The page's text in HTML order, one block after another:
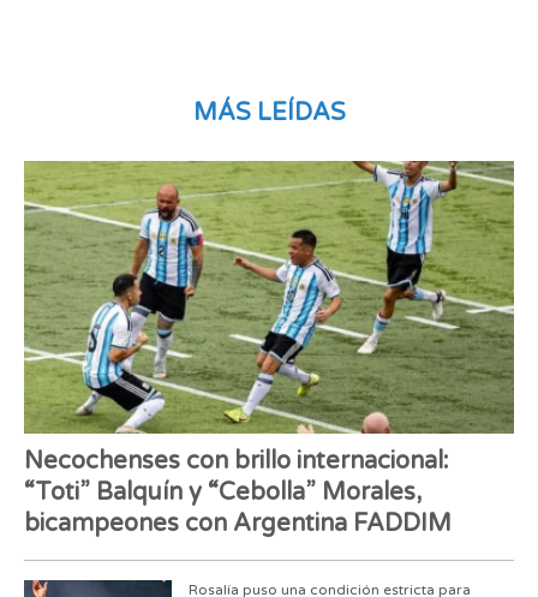
MÁS LEÍDAS
Necochenses con brillo internacional:
“Toti” Balquín y “Cebolla” Morales,
bicampeones con Argentina FADDIM
Rosalía puso una condición estricta para